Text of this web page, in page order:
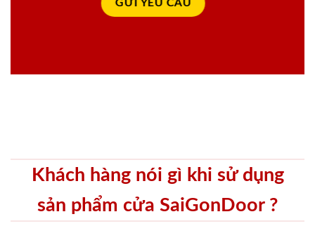
Khách hàng nói gì khi sử dụng
sản phẩm cửa SaiGonDoor ?